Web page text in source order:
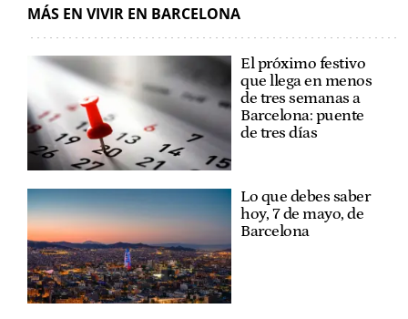
MÁS EN VIVIR EN BARCELONA
El próximo festivo
que llega en menos
de tres semanas a
Barcelona: puente
de tres días
Lo que debes saber
hoy, 7 de mayo, de
Barcelona